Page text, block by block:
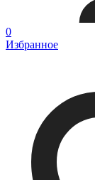
0
Избранное